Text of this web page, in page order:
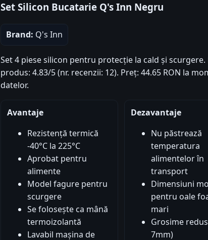
Set Silicon Bucatarie Q's Inn Negru
Brand: Q's Inn
Set 4 piese silicon pentru protecție la cald și scurgere.
produs: 4.83/5 (nr. recenzii: 12). Preț: 44.65 RON la
datelor.
Avantaje
Rezistență termică
-40°C la 225°C
Aprobat pentru
alimente
Model fagure pentru
scurgere
Se folosește ca mână
termoizolantă
Lavabil mașina de
Dezavantaje
Nu păstrează
temperatura
alimentelor în
transport
Dimensiuni
pentru oale
mari
Grosime
7mm)